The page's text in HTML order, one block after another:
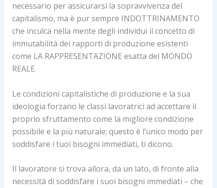
necessario per assicurarsi la sopravvivenza del
capitalismo, ma è pur sempre INDOTTRINAMENTO
che inculca nella mente degli individui il concetto di
immutabilità dei rapporti di produzione esistenti
come LA RAPPRESENTAZIONE esatta del MONDO
REALE.
Le condizioni capitalistiche di produzione e la sua
ideologia forzano le classi lavoratrici ad accettare il
proprio sfruttamento come la migliore condizione
possibile e la più naturale; questo è l’unico modo per
soddisfare i tuoi bisogni immediati, ti dicono.
Il lavoratore si trova allora, da un lato, di fronte alla
necessità di soddisfare i suoi bisogni immediati – che